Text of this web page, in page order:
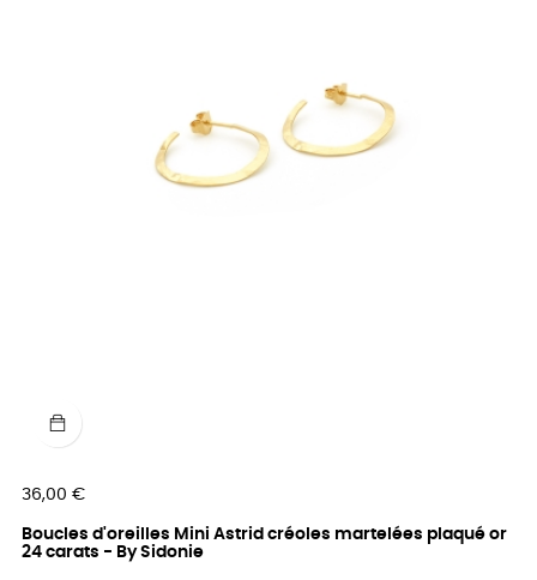
Prix
36,00 €
Boucles d'oreilles Mini Astrid créoles martelées plaqué or
24 carats - By Sidonie